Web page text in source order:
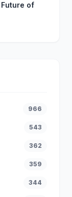
of
966
543
362
359
344